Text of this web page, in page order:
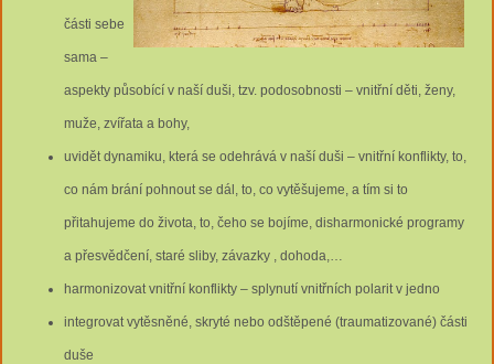
části sebe
sama –
aspekty působící v naší duši, tzv. podosobnosti – vnitřní děti, ženy,
muže, zvířata a bohy,
uvidět dynamiku, která se odehrává v naší duši – vnitřní konflikty, to,
co nám brání pohnout se dál, to, co vytěšujeme, a tím si to
přitahujeme do života, to, čeho se bojíme, disharmonické programy
a přesvědčení, staré sliby, závazky , dohoda,…
harmonizovat vnitřní konflikty – splynutí vnitřních polarit v jedno
integrovat vytěsněné, skryté nebo odštěpené (traumatizované) části
duše